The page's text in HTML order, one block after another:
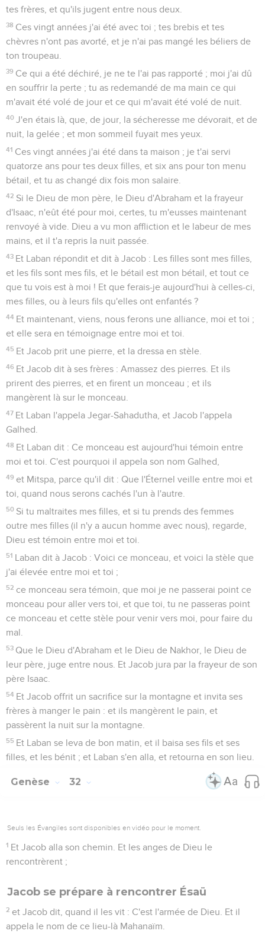
tes frères, et qu'ils jugent entre nous deux.
38 Ces vingt années j'ai été avec toi ; tes brebis et tes
chèvres n'ont pas avorté, et je n'ai pas mangé les béliers de
ton troupeau.
39 Ce qui a été déchiré, je ne te l'ai pas rapporté ; moi j'ai dû
en souffrir la perte ; tu as redemandé de ma main ce qui
m'avait été volé de jour et ce qui m'avait été volé de nuit.
40 J'en étais là, que, de jour, la sécheresse me dévorait, et de
nuit, la gelée ; et mon sommeil fuyait mes yeux.
41 Ces vingt années j'ai été dans ta maison ; je t'ai servi
quatorze ans pour tes deux filles, et six ans pour ton menu
bétail, et tu as changé dix fois mon salaire.
42 Si le Dieu de mon père, le Dieu d'Abraham et la frayeur
d'Isaac, n'eût été pour moi, certes, tu m'eusses maintenant
renvoyé à vide. Dieu a vu mon affliction et le labeur de mes
mains, et il t'a repris la nuit passée.
43 Et Laban répondit et dit à Jacob : Les filles sont mes filles,
et les fils sont mes fils, et le bétail est mon bétail, et tout ce
que tu vois est à moi ! Et que ferais-je aujourd'hui à celles-ci,
mes filles, ou à leurs fils qu'elles ont enfantés ?
44 Et maintenant, viens, nous ferons une alliance, moi et toi ;
et elle sera en témoignage entre moi et toi.
45 Et Jacob prit une pierre, et la dressa en stèle.
46 Et Jacob dit à ses frères : Amassez des pierres. Et ils
prirent des pierres, et en firent un monceau ; et ils
mangèrent là sur le monceau.
47 Et Laban l'appela Jegar-Sahadutha, et Jacob l'appela
Galhed.
48 Et Laban dit : Ce monceau est aujourd'hui témoin entre
moi et toi. C'est pourquoi il appela son nom Galhed,
49 et Mitspa, parce qu'il dit : Que l'Éternel veille entre moi et
toi, quand nous serons cachés l'un à l'autre.
50 Si tu maltraites mes filles, et si tu prends des femmes
outre mes filles (il n'y a aucun homme avec nous), regarde,
Dieu est témoin entre moi et toi.
51 Laban dit à Jacob : Voici ce monceau, et voici la stèle que
j'ai élevée entre moi et toi ;
52 ce monceau sera témoin, que moi je ne passerai point ce
monceau pour aller vers toi, et que toi, tu ne passeras point
ce monceau et cette stèle pour venir vers moi, pour faire du
mal.
53 Que le Dieu d'Abraham et le Dieu de Nakhor, le Dieu de
leur père, juge entre nous. Et Jacob jura par la frayeur de son
père Isaac.
54 Et Jacob offrit un sacrifice sur la montagne et invita ses
frères à manger le pain : et ils mangèrent le pain, et
passèrent la nuit sur la montagne.
55 Et Laban se leva de bon matin, et il baisa ses fils et ses
filles, et les bénit ; et Laban s'en alla, et retourna en son lieu.
Genèse 32
Seuls les Évangiles sont disponibles en vidéo pour le moment.
1 Et Jacob alla son chemin. Et les anges de Dieu le
rencontrèrent ;
Jacob se prépare à rencontrer Ésaü
2 et Jacob dit, quand il les vit : C'est l'armée de Dieu. Et il
appela le nom de ce lieu-là Mahanaïm.